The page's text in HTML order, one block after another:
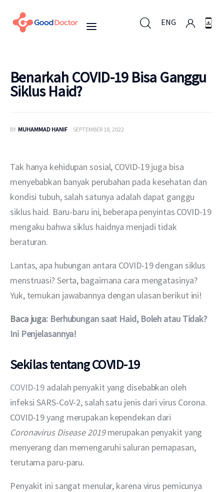
ENG
ENG
Mengapa Good Doctor
Berita
Layanan
Benarkah COVID-19 Bisa Ganggu
Siklus Haid?
BY MUHAMMAD HANIF SEPTEMBER 18, 2022
Tak hanya kehidupan sosial, COVID-19 juga bisa
menyebabkan banyak perubahan pada kesehatan dan
kondisi tubuh, salah satunya adalah dapat ganggu
siklus haid. Baru-baru ini, beberapa penyintas COVID-19
mengaku bahwa siklus haidnya menjadi tidak
beraturan.
Lantas, apa hubungan antara COVID-19 dengan siklus
menstruasi? Serta, bagaimana cara mengatasinya?
Yuk, temukan jawabannya dengan ulasan berikut ini!
Baca juga: Berhubungan saat Haid, Boleh atau Tidak?
Ini Penjelasannya!
Sekilas tentang COVID-19
COVID-19 adalah penyakit yang disebabkan oleh
infeksi SARS-CoV-2, salah satu jenis dari virus Corona.
COVID-19 yang merupakan kependekan dari
Coronavirus Disease 2019 merupakan penyakit yang
menyerang dan memengaruhi saluran pernapasan,
terutama paru-paru.
Penyakit ini sangat menular, karena virus pemicunya